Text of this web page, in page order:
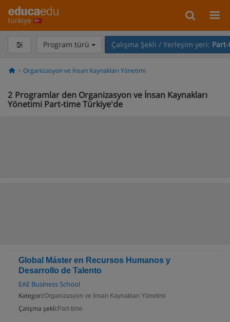
türkiye
Program türü Çalışma Şekli / Yerleşim yeri:
Organizasyon ve İnsan Kaynakları Yönetimi
2 Programlar den Organizasyon ve İnsan Kaynakları
Yönetimi Part-time Türkiye'de
Global Máster en Recursos Humanos y
Desarrollo de Talento
EAE Business School
Kategori:Organizasyon ve İnsan Kaynakları Yönetimi
Çalışma şekli: Part-time